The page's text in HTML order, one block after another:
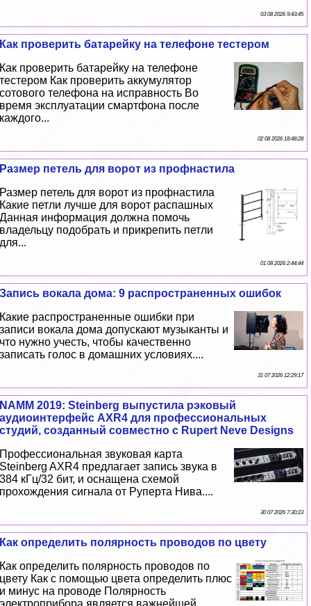
03 08 2026 9:43:45
Как проверить батарейку на телефоне тестером
Как проверить батарейку на телефоне
тестером Как проверить аккумулятор
сотового телефона на исправность Во
время эксплуатации смартфона после
каждого...
02 08 2026 18:48:28
Размер петель для ворот из профнастила
Размер петель для ворот из профнастила
Какие петли лучше для ворот распашных
Данная информация должна помочь
владельцу подобрать и прикрепить петли
для...
01 08 2026 2:44:44
Запись вокала дома: 9 распространенных ошибок
Какие распространенные ошибки при
записи вокала дома допускают музыканты и
что нужно учесть, чтобы качественно
записать голос в домашних условиях....
31 07 2026 12:29:17
NAMM 2019: Steinberg выпустила рэковый
аудиоинтерфейс AXR4 для профессиональных
студий, созданный совместно с Rupert Neve Designs
Профессиональная звуковая карта
Steinberg AXR4 предлагает запись звука в
384 кГц/32 бит, и оснащена схемой
прохождения сигнала от Руперта Нива....
30 07 2026 7:30:23
Как определить полярность проводов по цвету
Как определить полярность проводов по
цвету Как с помощью цвета определить плюс
и минус на проводе Полярность
электроприбора является важнейшей...